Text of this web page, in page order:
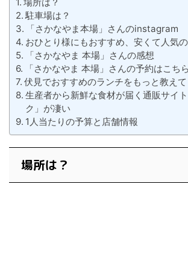
駐車場は？
「さかなやま本場」さんのinstagram
おひとり様にもおすすめ、安くて人気
「さかなやま 本場」さんの感想
「さかなやま 本場」さんの予約はこちら
伏見でおすすめのランチをもっと教えて
生産者から新鮮な食材が届く通販サイ
ク」が凄い
1人当たりの予算と店舗情報
場所は？